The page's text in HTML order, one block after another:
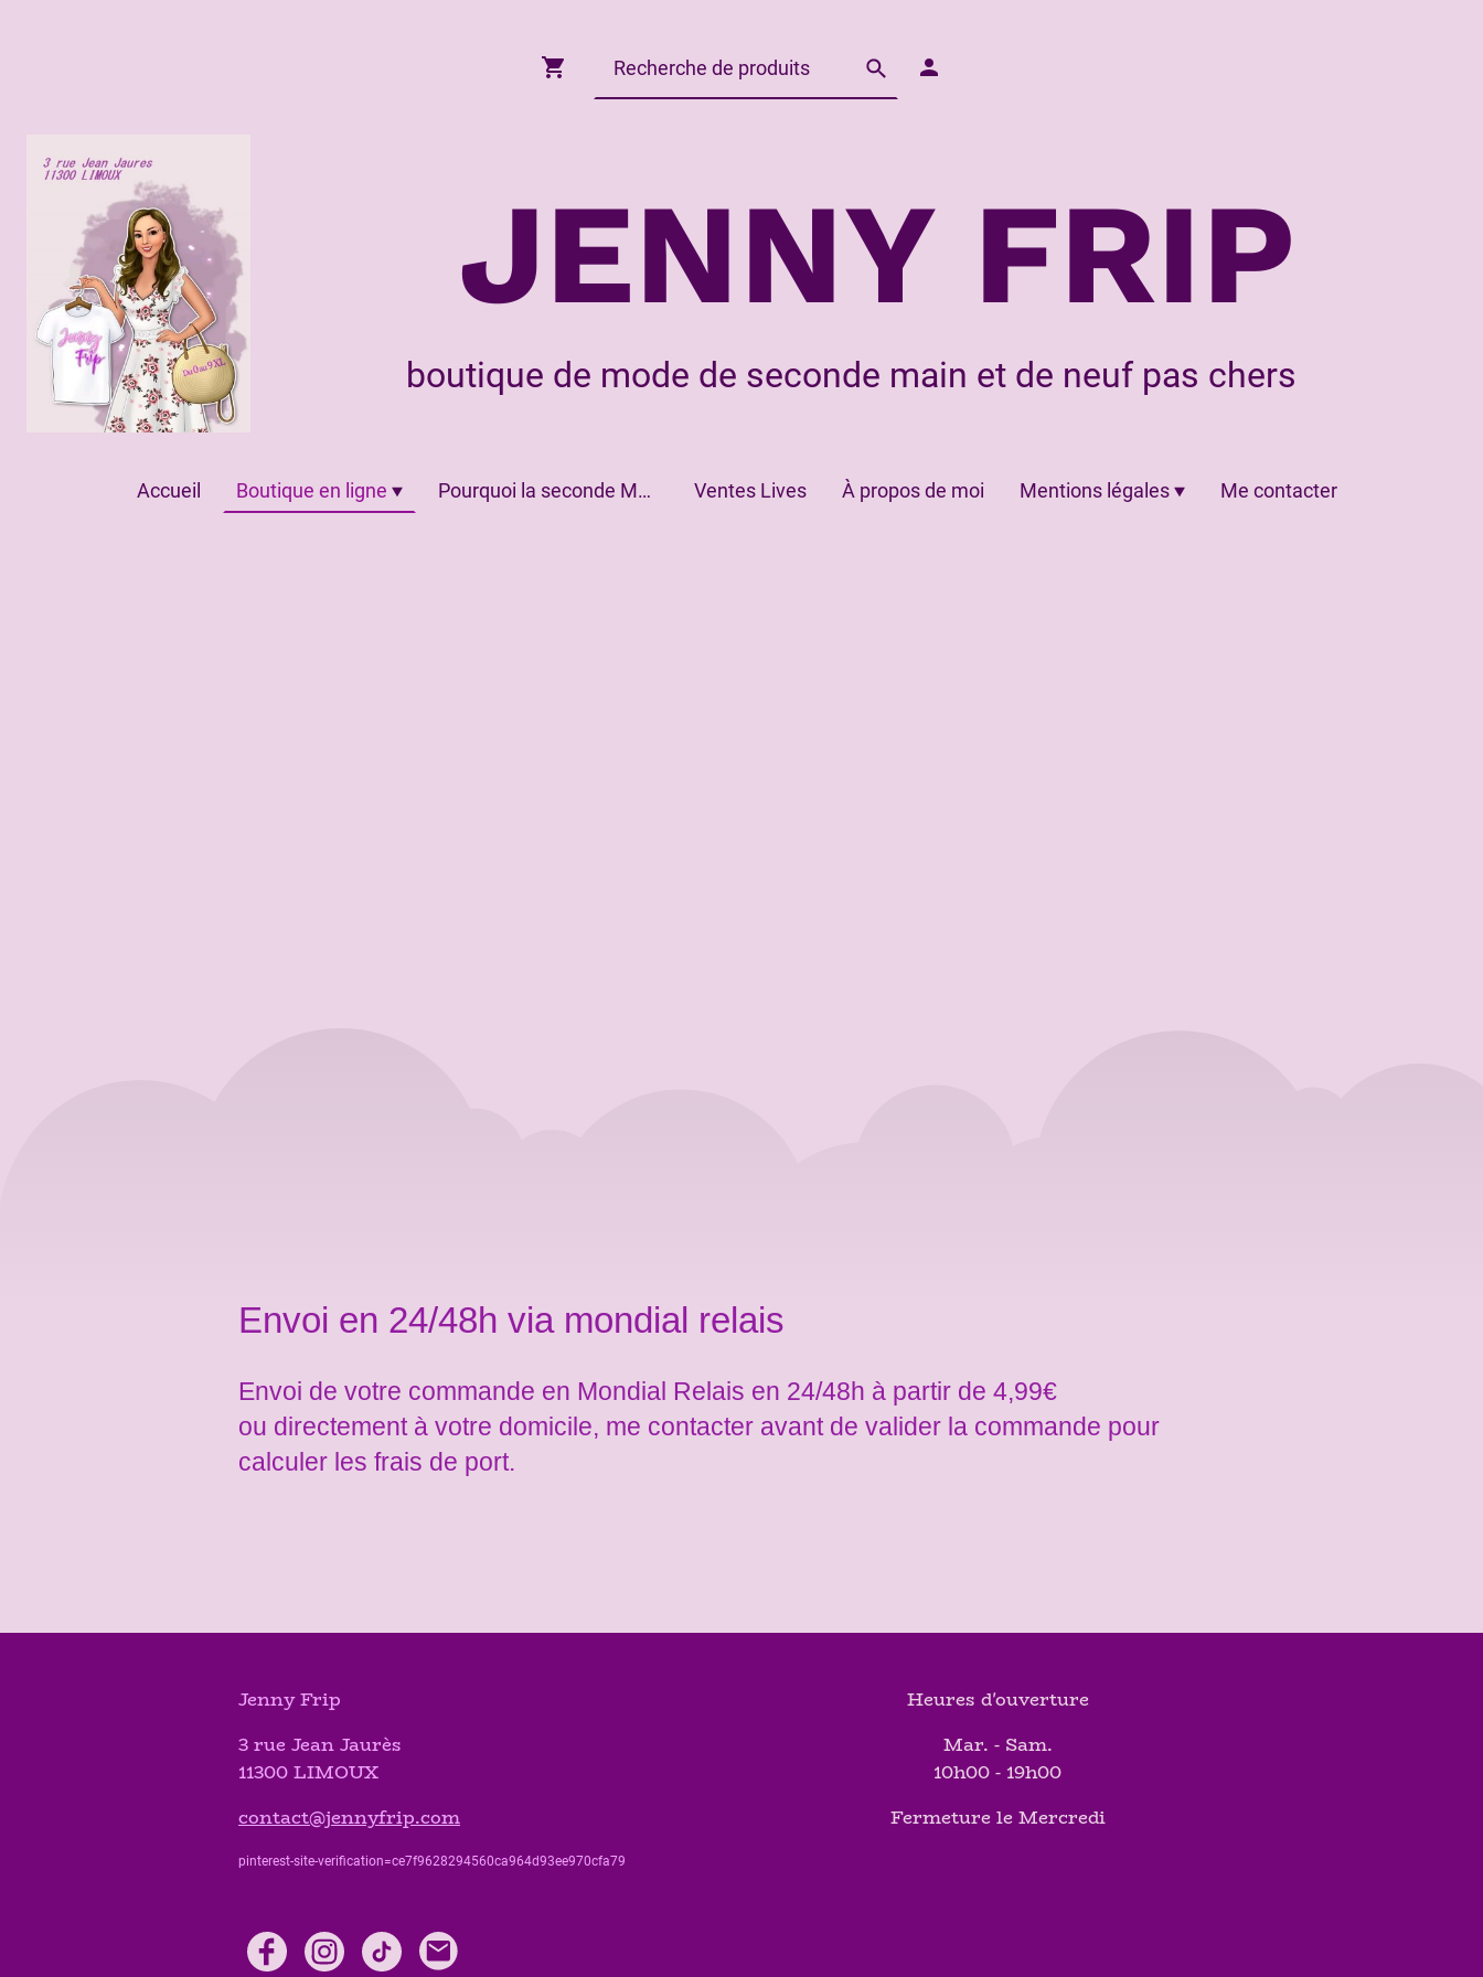
JENNY FRIP
boutique de mode de seconde main et de neuf pas chers
Accueil Boutique en ligne Pourquoi la seconde Main? Ventes Lives À propos de moi Mentions légales Me contacter
Envoi en 24/48h via mondial relais
Envoi de votre commande en Mondial Relais en 24/48h à partir de 4,99€
ou directement à votre domicile, me contacter avant de valider la commande pour
calculer les frais de port.
Jenny Frip
3 rue Jean Jaurès
11300 LIMOUX
contact@jennyfrip.com
pinterest-site-verification=ce7f9628294560ca964d93ee970cfa79
Heures d'ouverture
Mar. - Sam.
10h00 - 19h00
Fermeture le Mercredi